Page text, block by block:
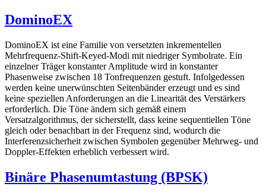
DominoEX
DominoEX ist eine Familie von versetzten inkrementellen
Mehrfrequenz-Shift-Keyed-Modi mit niedriger Symbolrate. Ein
einzelner Träger konstanter Amplitude wird in konstanter
Phasenweise zwischen 18 Tonfrequenzen gestuft. Infolgedessen
werden keine unerwünschten Seitenbänder erzeugt und es sind
keine speziellen Anforderungen an die Linearität des Verstärkers
erforderlich. Die Töne ändern sich gemäß einem
Versatzalgorithmus, der sicherstellt, dass keine sequentiellen Töne
gleich oder benachbart in der Frequenz sind, wodurch die
Interferenzsicherheit zwischen Symbolen gegenüber Mehrweg- und
Doppler-Effekten erheblich verbessert wird.
Binäre Phasenumtastung (BPSK)